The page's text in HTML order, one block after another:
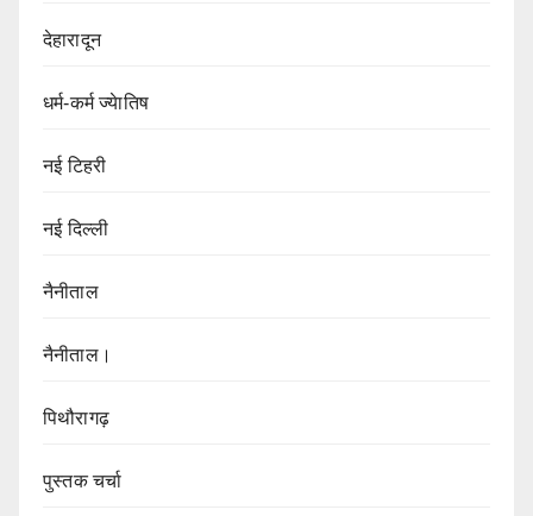
देहारादून
धर्म-कर्म ज्येातिष
नई टिहरी
नई दिल्ली
नैनीताल
नैनीताल।
पिथौरागढ़
पुस्तक चर्चा